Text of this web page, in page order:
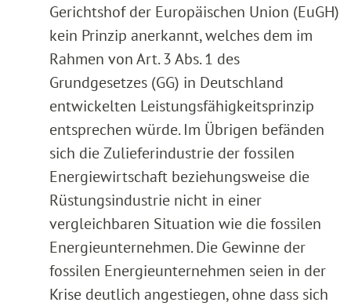
Gerichtshof der Europäischen Union (EuGH)
kein Prinzip anerkannt, welches dem im
Rahmen von Art. 3 Abs. 1 des
Grundgesetzes (GG) in Deutschland
entwickelten Leistungsfähigkeitsprinzip
entsprechen würde. Im Übrigen befänden
sich die Zulieferindustrie der fossilen
Energiewirtschaft beziehungsweise die
Rüstungsindustrie nicht in einer
vergleichbaren Situation wie die fossilen
Energieunternehmen. Die Gewinne der
fossilen Energieunternehmen seien in der
Krise deutlich angestiegen, ohne dass sich